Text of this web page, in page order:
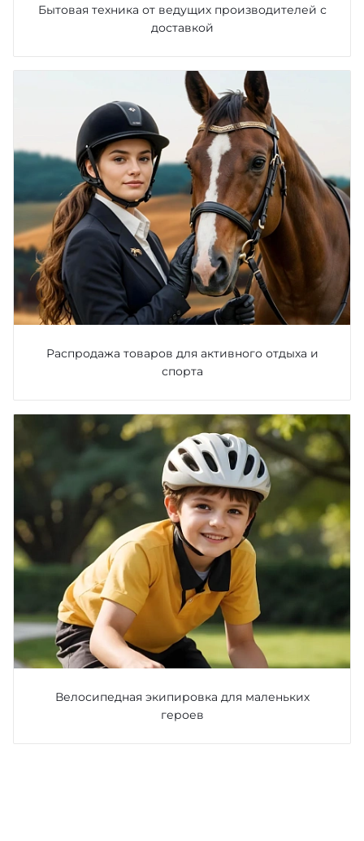
Бытовая техника от ведущих производителей с
доставкой
Распродажа товаров для активного отдыха и
спорта
Велосипедная экипировка для маленьких
героев